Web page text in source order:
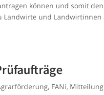
können und somit
Landwirte und Landwirtinnen
, FANi,